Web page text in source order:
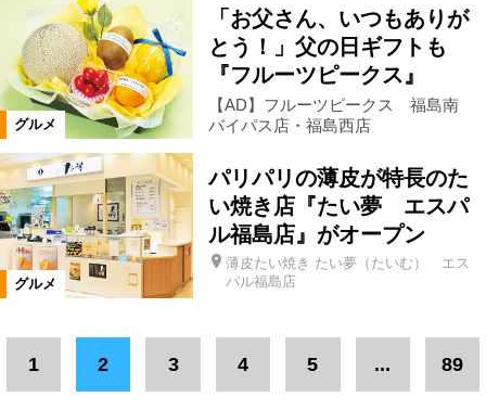
イタリアン ピザ
テイクアウト・弁当・惣菜 カフェ
定食 洋菓子 和菓子
和洋菓子
ご当地グルメ バー ランチ
グルメ
「お父さん、いつもありが
とう！」父の日ギフトも
『フルーツピークス』
【AD】フルーツピークス 福島南
バイパス店・福島西店
グルメ
パリパリの薄皮が特長のた
い焼き店『たい夢 エスパ
ル福島店』がオープン
薄皮たい焼き たい夢（たいむ） エス
パル福島店
1 2 3 4 5 ... 89